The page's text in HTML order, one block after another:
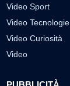
Video Sport
Video Tecnologie
Video Curiosità
Video